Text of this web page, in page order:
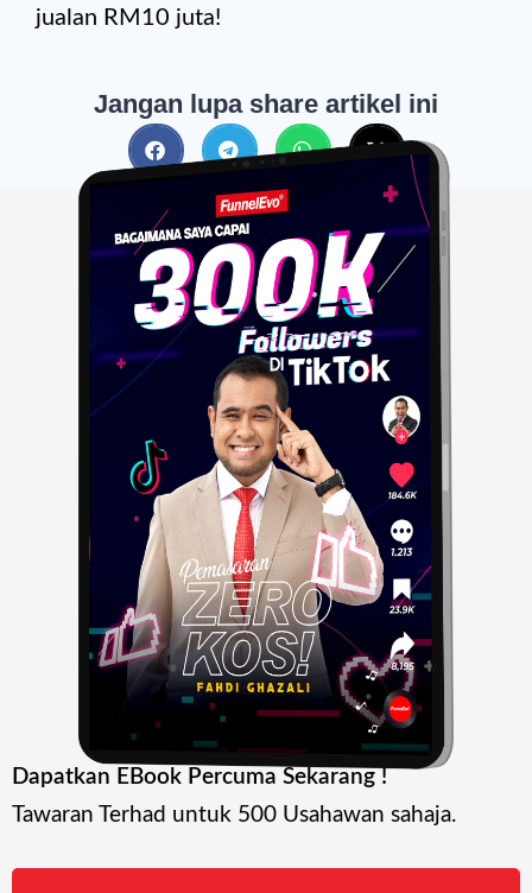
jualan RM10 juta!
Jangan lupa share artikel ini
Dapatkan EBook Percuma Sekarang !
Tawaran Terhad untuk 500 Usahawan sahaja.